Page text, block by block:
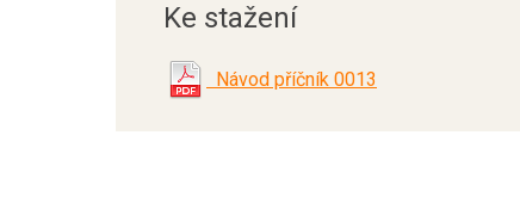
Ke stažení
Návod příčník 0013